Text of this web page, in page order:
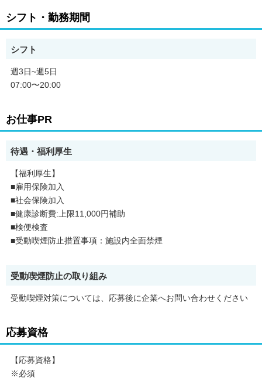
シフト・勤務期間
シフト
週3日~週5日
07:00〜20:00
お仕事PR
待遇・福利厚生
【福利厚生】
■雇用保険加入
■社会保険加入
■健康診断費:上限11,000円補助
■検便検査
■受動喫煙防止措置事項：施設内全面禁煙
受動喫煙防止の取り組み
受動喫煙対策については、応募後に企業へお問い合わせください
応募資格
【応募資格】
※必須